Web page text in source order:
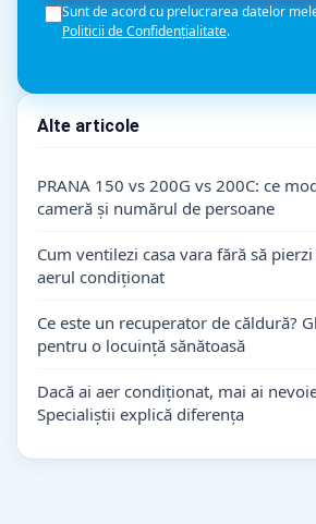
Sunt de acord cu prelucrarea datelor
Politicii de Confidențialitate.
Alte articole
PRANA 150 vs 200G vs 200C: ce
cameră și numărul de persoane
Cum ventilezi casa vara fără să
aerul condiționat
Ce este un recuperator de căldură?
pentru o locuință sănătoasă
Dacă ai aer condiționat, mai ai
Specialiștii explică diferența